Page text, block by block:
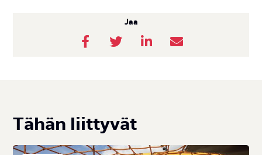
Jaa
Tä­hän liit­ty­vät